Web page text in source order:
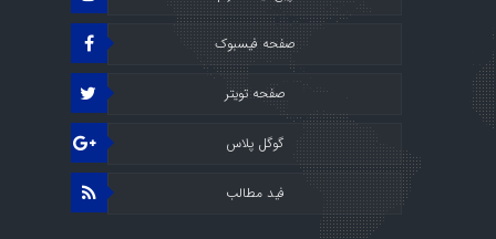
صفحه فیسبوک
صفحه تویتر
گوگل پلاس
فید مطالب